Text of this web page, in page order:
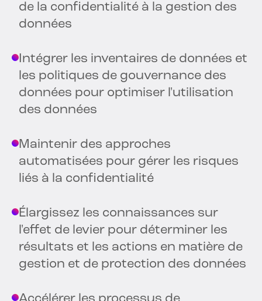
de la confidentialité à la gestion des
données
Intégrer les inventaires de données et
les politiques de gouvernance des
données pour optimiser l'utilisation
des données
Maintenir des approches
automatisées pour gérer les risques
liés à la confidentialité
Élargissez les connaissances sur
l'effet de levier pour déterminer les
résultats et les actions en matière de
gestion et de protection des données